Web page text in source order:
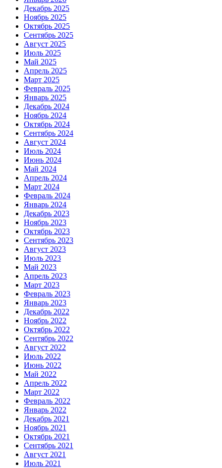
Декабрь 2025
Ноябрь 2025
Октябрь 2025
Сентябрь 2025
Август 2025
Июль 2025
Май 2025
Апрель 2025
Март 2025
Февраль 2025
Январь 2025
Декабрь 2024
Ноябрь 2024
Октябрь 2024
Сентябрь 2024
Август 2024
Июль 2024
Июнь 2024
Май 2024
Апрель 2024
Март 2024
Февраль 2024
Январь 2024
Декабрь 2023
Ноябрь 2023
Октябрь 2023
Сентябрь 2023
Август 2023
Июль 2023
Май 2023
Апрель 2023
Март 2023
Февраль 2023
Январь 2023
Декабрь 2022
Ноябрь 2022
Октябрь 2022
Сентябрь 2022
Август 2022
Июль 2022
Июнь 2022
Май 2022
Апрель 2022
Март 2022
Февраль 2022
Январь 2022
Декабрь 2021
Ноябрь 2021
Октябрь 2021
Сентябрь 2021
Август 2021
Июль 2021